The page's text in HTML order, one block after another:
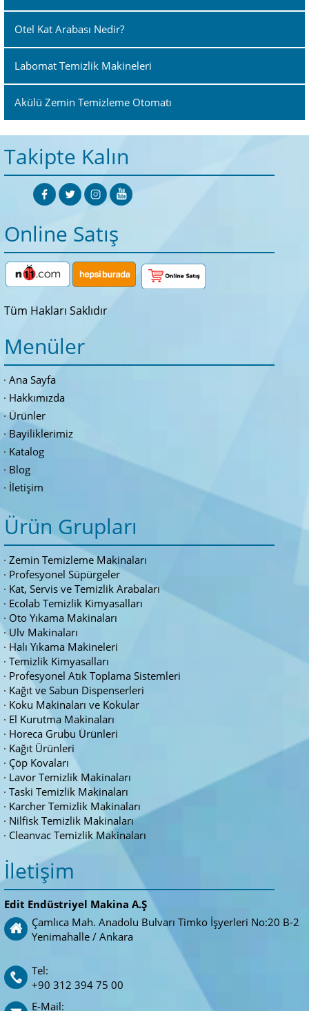
Otel Kat Arabası Nedir?
Labomat Temizlik Makineleri
Akülü Zemin Temizleme Otomatı
Takipte Kalın
Online Satış
Tüm Hakları Saklıdır
Menüler
Ana Sayfa
Hakkımızda
Ürünler
Bayiliklerimiz
Katalog
Blog
İletişim
Ürün Grupları
Zemin Temizleme Makinaları
Profesyonel Süpürgeler
Kat, Servis ve Temizlik Arabaları
Ecolab Temizlik Kimyasalları
Oto Yıkama Makinaları
Ulv Makinaları
Halı Yıkama Makineleri
Temizlik Kimyasalları
Profesyonel Atık Toplama Sistemleri
Kağıt ve Sabun Dispenserleri
Koku Makinaları ve Kokular
El Kurutma Makinaları
Horeca Grubu Ürünleri
Kağıt Ürünleri
Çöp Kovaları
Lavor Temizlik Makinaları
Taski Temizlik Makinaları
Karcher Temizlik Makinaları
Nilfisk Temizlik Makinaları
Cleanvac Temizlik Makinaları
İletişim
Edit Endüstriyel Makina A.Ş
Çamlıca Mah. Anadolu Bulvarı Timko İşyerleri No:20 B-2
Yenimahalle / Ankara
Tel:
+90 312 394 75 00
E-Mail: